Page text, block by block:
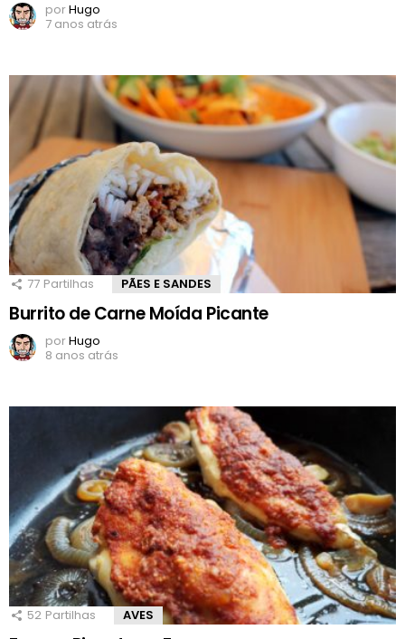
porHugo
7 anos atrás
77 Partilhas PÃES E SANDES
Burrito de Carne Moída Picante
porHugo
8 anos atrás
52 Partilhas AVES